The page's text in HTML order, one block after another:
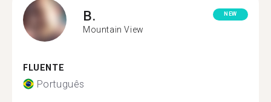
B.
Mountain View
NEW
FLUENTE
Português